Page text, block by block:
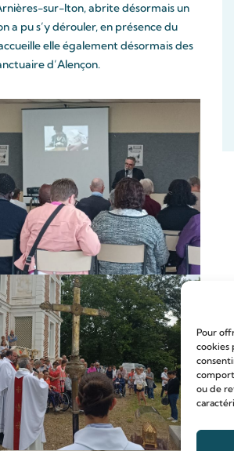
Pour
cookies
ou de
sur-Iton, abrite désormais un
a pu s’y dérouler, en présence du
elle également désormais des
d’Alençon.